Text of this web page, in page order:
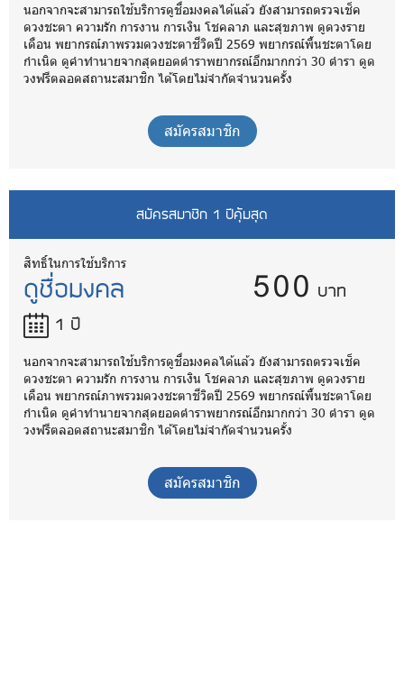
นอกจากจะสามารถใช้บริการดูชื่อมงคลได้แล้ว ยังสามารถตรวจเช็ค
ดวงชะตา ความรัก การงาน การเงิน โชคลาภ และสุขภาพ ดูดวงราย
เดือน พยากรณ์ภาพรวมดวงชะตาชีวิตปี 2569 พยากรณ์พื้นชะตาโดย
กำเนิด ดูคำทำนายจากสุดยอดตำราพยากรณ์อีกมากกว่า 30 ตำรา ดูด
วงฟรีตลอดสถานะสมาชิก ได้โดยไม่จำกัดจำนวนครั้ง
สมัครสมาชิก
สมัครสมาชิก 1 ปีคุ้มสุด
สิทธิ์ในการใช้บริการ
ดูชื่อมงคล
1 ปี
500 บาท
นอกจากจะสามารถใช้บริการดูชื่อมงคลได้แล้ว ยังสามารถตรวจเช็ค
ดวงชะตา ความรัก การงาน การเงิน โชคลาภ และสุขภาพ ดูดวงราย
เดือน พยากรณ์ภาพรวมดวงชะตาชีวิตปี 2569 พยากรณ์พื้นชะตาโดย
กำเนิด ดูคำทำนายจากสุดยอดตำราพยากรณ์อีกมากกว่า 30 ตำรา ดูด
วงฟรีตลอดสถานะสมาชิก ได้โดยไม่จำกัดจำนวนครั้ง
สมัครสมาชิก